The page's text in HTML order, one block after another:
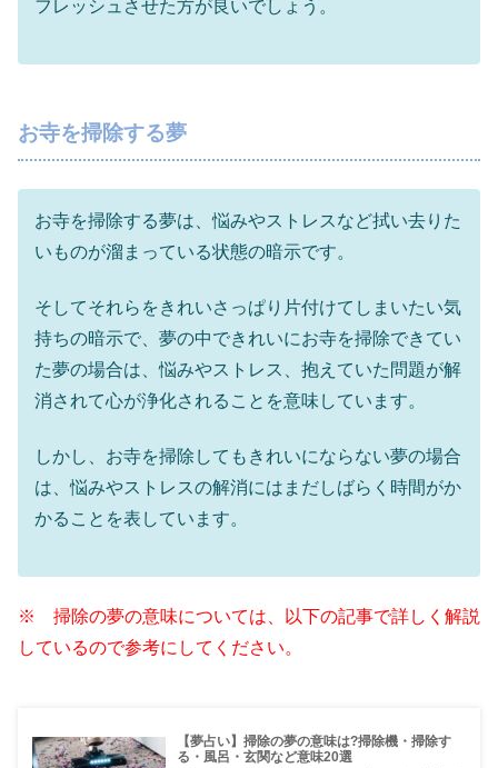
フレッシュさせた方が良いでしょう。
お寺を掃除する夢
お寺を掃除する夢は、悩みやストレスなど拭い去りた
いものが溜まっている状態の暗示です。
そしてそれらをきれいさっぱり片付けてしまいたい気
持ちの暗示で、夢の中できれいにお寺を掃除できてい
た夢の場合は、悩みやストレス、抱えていた問題が解
消されて心が浄化されることを意味しています。
しかし、お寺を掃除してもきれいにならない夢の場合
は、悩みやストレスの解消にはまだしばらく時間がか
かることを表しています。
※ 掃除の夢の意味については、以下の記事で詳しく解説
しているので参考にしてください。
【夢占い】掃除の夢の意味は?掃除機・掃除す
る・風呂・玄関など意味20選